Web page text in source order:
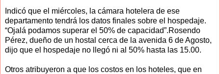
Indicó que el miércoles, la cámara hotelera de ese
departamento tendrá los datos finales sobre el hospedaje.
“Ojalá podamos superar el 50% de capacidad”.Rosendo
Pérez, dueño de un hostal cerca de la avenida 6 de Agosto,
dijo que el hospedaje no llegó ni al 50% hasta las 15.00.
Otros atribuyeron a que los costos en los hoteles, que en